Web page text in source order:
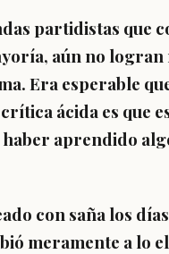
partidistas que
aún no
Era esperable
ácida es que
aprendido
con saña los días
meramente a lo